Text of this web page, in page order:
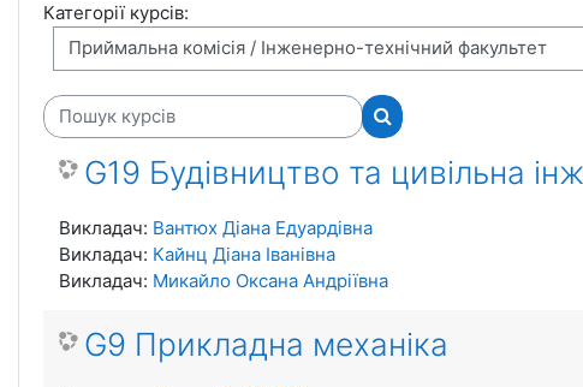
Категорії курсів:
Пошук курсів
Пошук курсів
G19 Будівництво та цивільна
Викладач: Вантюх Діана Едуардівна
Викладач: Кайнц Діана Іванівна
Викладач: Микайло Оксана Андріївна
G9 Прикладна механіка